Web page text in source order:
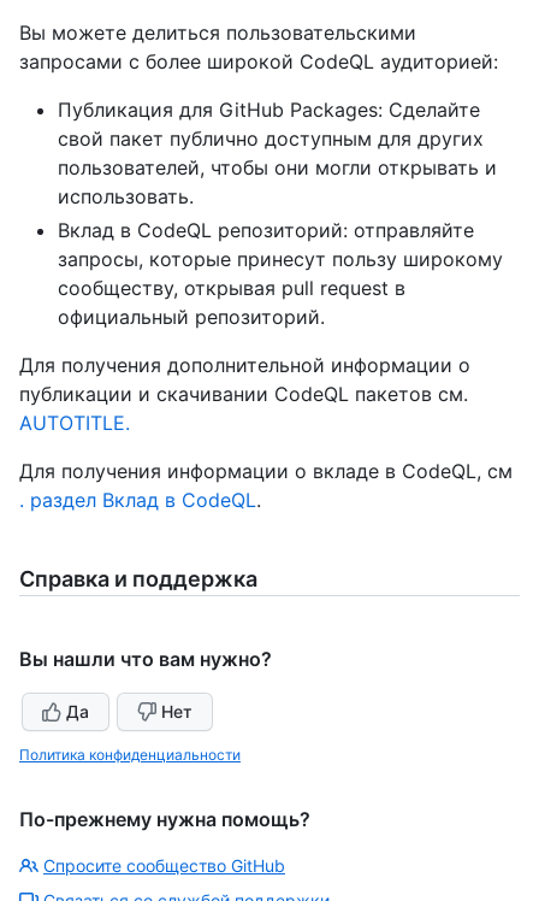
Вы можете делиться пользовательскими
запросами с более широкой CodeQL аудиторией:
Публикация для GitHub Packages: Сделайте
свой пакет публично доступным для других
пользователей, чтобы они могли открывать и
использовать.
Вклад в CodeQL репозиторий: отправляйте
запросы, которые принесут пользу широкому
сообществу, открывая pull request в
официальный репозиторий.
Для получения дополнительной информации о
публикации и скачивании CodeQL пакетов см.
AUTOTITLE.
Для получения информации о вкладе в CodeQL, см
. раздел Вклад в CodeQL.
Справка и поддержка
Вы нашли что вам нужно?
Да Нет
Политика конфиденциальности
По-прежнему нужна помощь?
Спросите сообщество GitHub